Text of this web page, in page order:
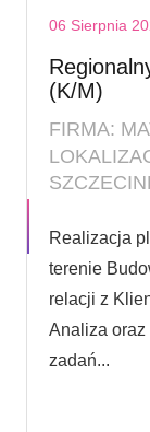
06 Sierpnia
(K/M)
FIRMA:
Realizacja
terenie
relacji z
Analiza
zadań...